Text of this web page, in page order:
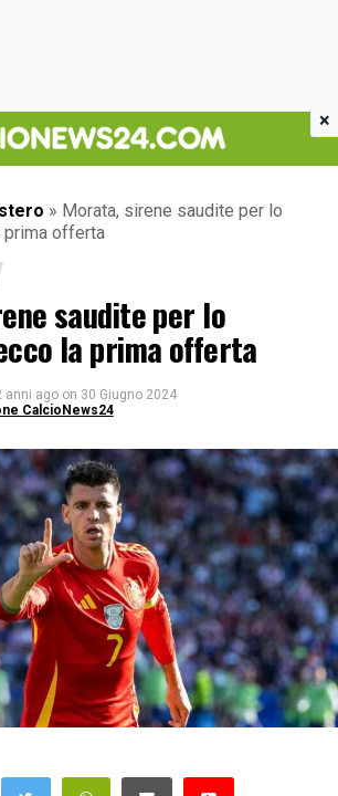
» Morata, sirene saudite per lo
prima offerta
saudite per lo
la prima offerta
anni ago on 30 Giugno 2024
CalcioNews24
×